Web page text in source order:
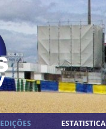
EDIÇÕES ESTATISTICA